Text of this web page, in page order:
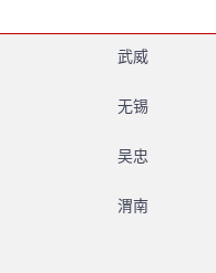
武威
无锡
吴忠
渭南